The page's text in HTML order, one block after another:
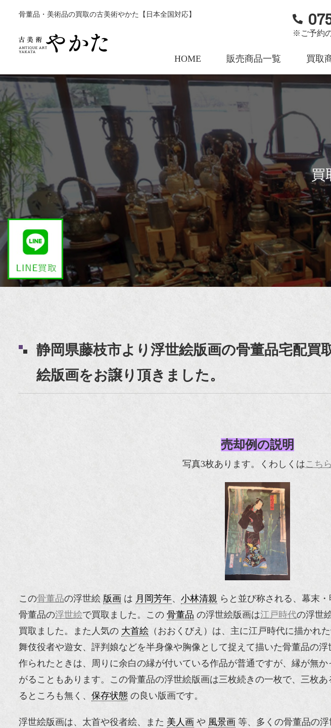
骨董品・美術品の買取の古美術やかた【日本全国対応】
※ご予約
HOME 販売商品一覧 買取
買
静岡県藤枝市より浮世絵版画の骨董品宅配買
絵版画をお譲り頂きました。
売却例の説明
写真3枚あります。くわしくはこちら
この骨董品の浮世絵 版画 は 月岡芳年、 小林清親 らと並び称される、幕末
骨董品の浮世絵で買取ました。この 骨董品 の浮世絵版画は江戸時代の浮世
買取ました。また人気の 大首絵 （おおくびえ）は、主に江戸時代に描かれ
舞伎役者や遊女、評判娘などを半身像や胸像として捉えて描いた骨董品の
作られたときは、周りに余白の縁が付いている作品が普通ですが、縁が無
がることもあります。この骨董品の浮世絵版画は三枚続きの一枚で、三枚
るところも無く、 保存状態 の良い版画です。
浮世絵版画は、太首や役者絵、また 美人画 や 風景画 等、多くの骨董品の